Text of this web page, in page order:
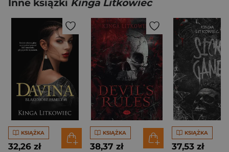
Inne książki Kinga Litkowiec
KSIĄŻKA
32,26 zł
KSIĄŻKA
38,37 zł
KSIĄŻKA
37,53 zł